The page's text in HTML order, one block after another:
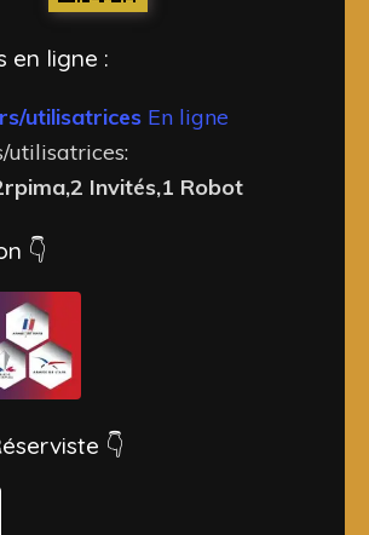
en ligne :
utilisatrices En ligne
utilisatrices:
Invités,1 Robot
👇
👇